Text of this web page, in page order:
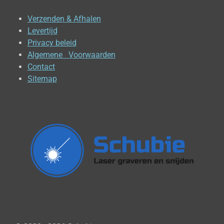
Verzenden & Afhalen
Levertijd
Privacy beleid
Algemene Voorwaarden
Contact
Sitemap